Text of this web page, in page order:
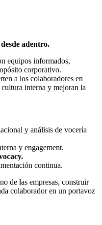
adentro.
equipos informados,
corporativo.
a los colaboradores en
interna y mejoran la
y análisis de vocería
y engagement.
continua.
de las empresas, construir
colaborador en un portavoz